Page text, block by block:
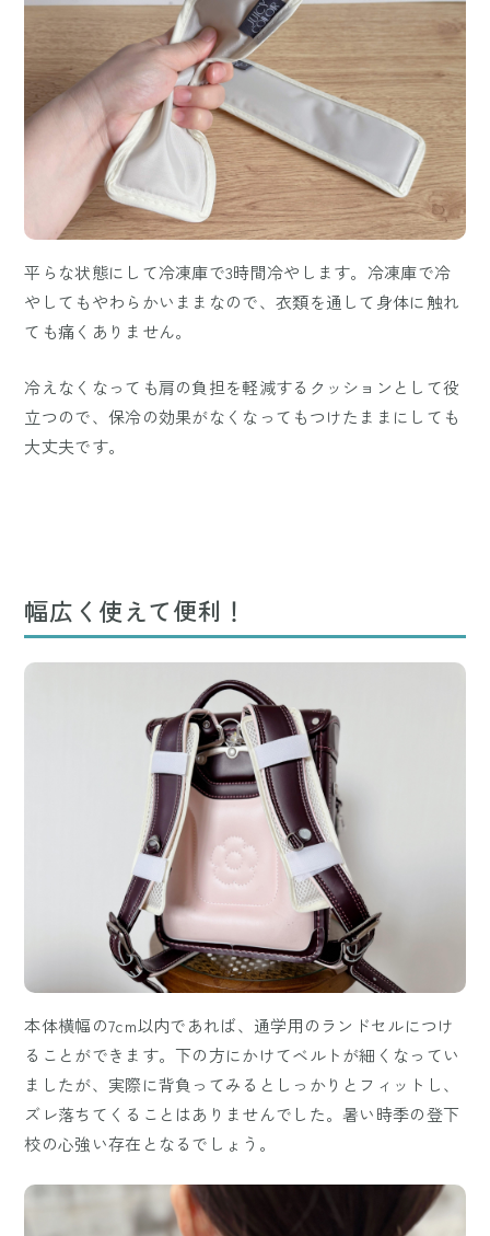
平らな状態にして冷凍庫で3時間冷やします。冷凍庫で冷
やしてもやわらかいままなので、衣類を通して身体に触れ
ても痛くありません。
冷えなくなっても肩の負担を軽減するクッションとして役
立つので、保冷の効果がなくなってもつけたままにしても
大丈夫です。
幅広く使えて便利！
本体横幅の7cm以内であれば、通学用のランドセルにつけ
ることができます。下の方にかけてベルトが細くなってい
ましたが、実際に背負ってみるとしっかりとフィットし、
ズレ落ちてくることはありませんでした。暑い時季の登下
校の心強い存在となるでしょう。